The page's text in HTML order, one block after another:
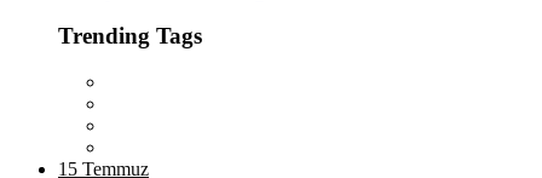
Trending Tags
15 Temmuz